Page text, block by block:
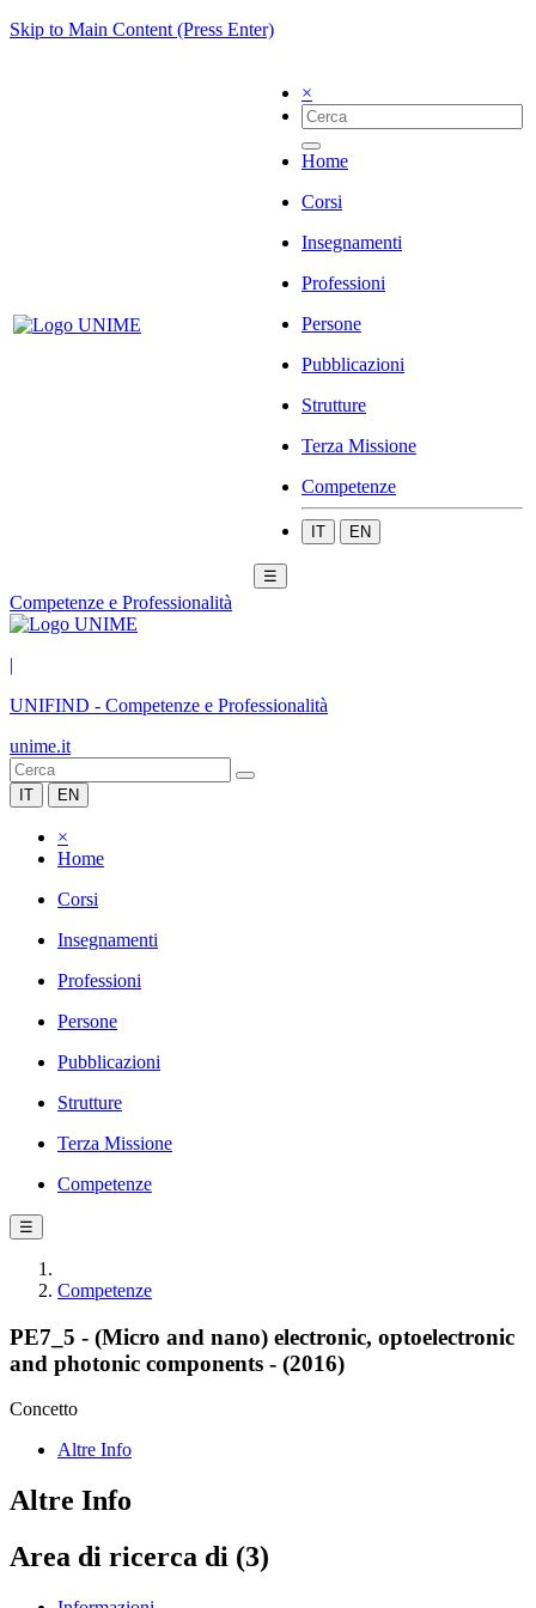
Skip to Main Content (Press Enter)
×
Home
Corsi
Insegnamenti
Professioni
Persone
Pubblicazioni
Strutture
Terza Missione
Competenze
IT EN
☰
Competenze e Professionalità
|
UNIFIND - Competenze e Professionalità
unime.it
IT EN
×
Home
Corsi
Insegnamenti
Professioni
Persone
Pubblicazioni
Strutture
Terza Missione
Competenze
☰
Competenze
PE7_5 - (Micro and nano) electronic, optoelectronic
and photonic components - (2016)
Concetto
Altre Info
Altre Info
Area di ricerca di (3)